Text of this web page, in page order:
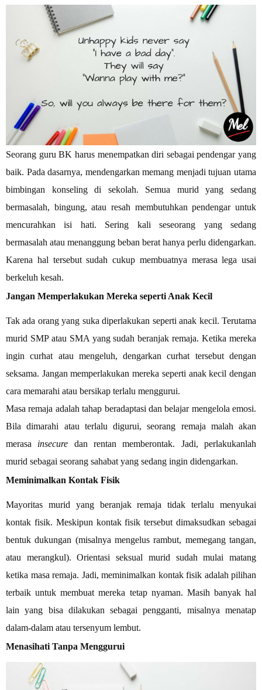
Seorang guru BK harus menempatkan diri sebagai pendengar yang
baik. Pada dasarnya, mendengarkan memang menjadi tujuan utama
bimbingan konseling di sekolah. Semua murid yang sedang
bermasalah, bingung, atau resah membutuhkan pendengar untuk
mencurahkan isi hati. Sering kali seseorang yang sedang
bermasalah atau menanggung beban berat hanya perlu didengarkan.
Karena hal tersebut sudah cukup membuatnya merasa lega usai
berkeluh kesah.
Jangan Memperlakukan Mereka seperti Anak Kecil
Tak ada orang yang suka diperlakukan seperti anak kecil. Terutama
murid SMP atau SMA yang sudah beranjak remaja. Ketika mereka
ingin curhat atau mengeluh, dengarkan curhat tersebut dengan
seksama. Jangan memperlakukan mereka seperti anak kecil dengan
cara memarahi atau bersikap terlalu menggurui.
Masa remaja adalah tahap beradaptasi dan belajar mengelola emosi.
Bila dimarahi atau terlalu digurui, seorang remaja malah akan
merasa insecure dan rentan memberontak. Jadi, perlakukanlah
murid sebagai seorang sahabat yang sedang ingin didengarkan.
Meminimalkan Kontak Fisik
Mayoritas murid yang beranjak remaja tidak terlalu menyukai
kontak fisik. Meskipun kontak fisik tersebut dimaksudkan sebagai
bentuk dukungan (misalnya mengelus rambut, memegang tangan,
atau merangkul). Orientasi seksual murid sudah mulai matang
ketika masa remaja. Jadi, meminimalkan kontak fisik adalah pilihan
terbaik untuk membuat mereka tetap nyaman. Masih banyak hal
lain yang bisa dilakukan sebagai pengganti, misalnya menatap
dalam-dalam atau tersenyum lembut.
Menasihati Tanpa Menggurui